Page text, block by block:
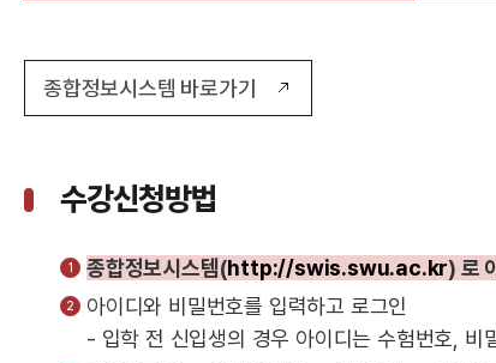
종합정보시스템 바로가기
수강신청방법
종합정보시스템(http://swis.swu.ac.kr) 로
아이디와 비밀번호를 입력하고 로그인
- 입학 전 신입생의 경우 아이디는 수험번호, 비